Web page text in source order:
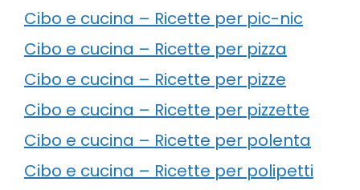
Cibo e cucina – Ricette per pic-nic
Cibo e cucina – Ricette per pizza
Cibo e cucina – Ricette per pizze
Cibo e cucina – Ricette per pizzette
Cibo e cucina – Ricette per polenta
Cibo e cucina – Ricette per polipetti